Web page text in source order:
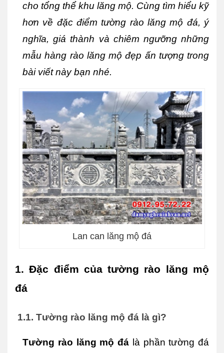
cho tổng thể khu lăng mộ. Cùng tìm hiểu kỹ
hơn về đặc điểm tường rào lăng mộ đá, ý
nghĩa, giá thành và chiêm ngưỡng những
mẫu hàng rào lăng mộ đẹp ấn tượng trong
bài viết này bạn nhé.
Lan can lăng mộ đá
1. Đặc điểm của tường rào lăng mộ
đá
1.1. Tường rào lăng mộ đá là gì?
Tường rào lăng mộ đá là phần tường đá